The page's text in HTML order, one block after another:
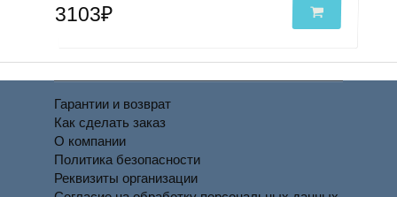
3103₽
Гарантии и возврат
Как сделать заказ
О компании
Политика безопасности
Реквизиты организации